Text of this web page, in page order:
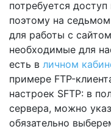
потребуется
поэтому на
для работы с
необходимые для
есть в личном
примере FTP-
настроек SFTP: в
сервера, можно
обязательно